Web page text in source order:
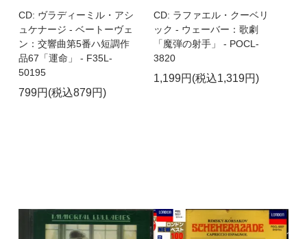
CD: ヴラディーミル・アシ
ュケナージ - ベートーヴェ
ン：交響曲第5番ハ短調作
品67「運命」 - F35L-
50195
799円(税込879円)
CD: ラファエル・クーベリ
ック - ウェーバー：歌劇
「魔弾の射手」 - POCL-
3820
1,199円(税込1,319円)